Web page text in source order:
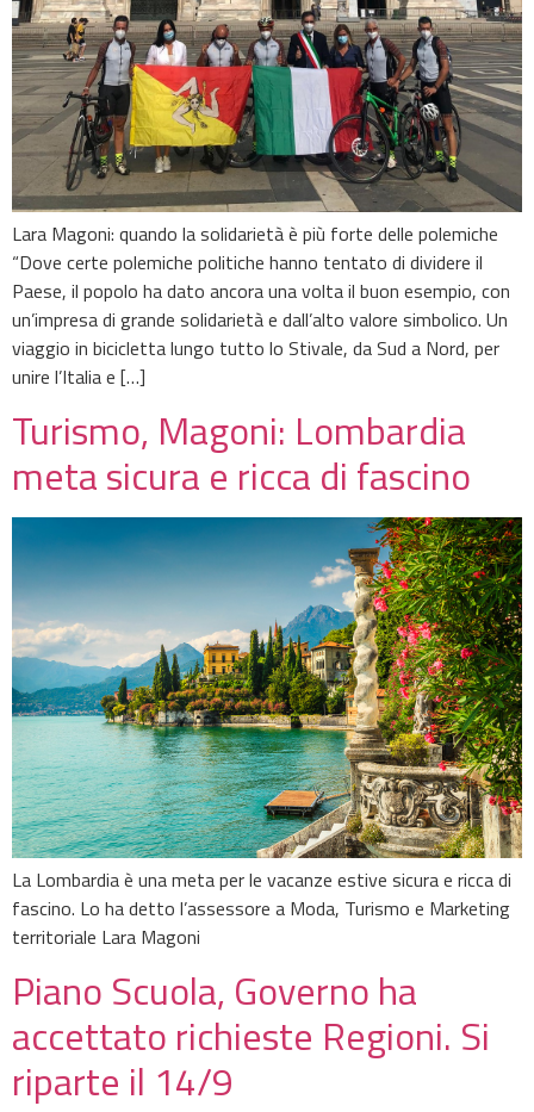
Lara Magoni: quando la solidarietà è più forte delle polemiche
“Dove certe polemiche politiche hanno tentato di dividere il
Paese, il popolo ha dato ancora una volta il buon esempio, con
un’impresa di grande solidarietà e dall’alto valore simbolico. Un
viaggio in bicicletta lungo tutto lo Stivale, da Sud a Nord, per
unire l’Italia e […]
Turismo, Magoni: Lombardia
meta sicura e ricca di fascino
La Lombardia è una meta per le vacanze estive sicura e ricca di
fascino. Lo ha detto l’assessore a Moda, Turismo e Marketing
territoriale Lara Magoni
Piano Scuola, Governo ha
accettato richieste Regioni. Si
riparte il 14/9